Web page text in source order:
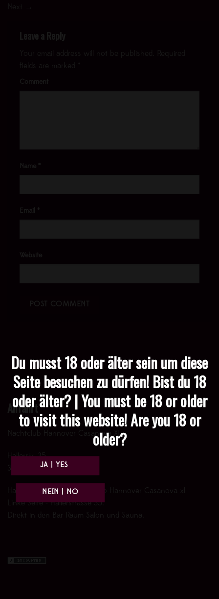
Du musst 18 oder älter sein um diese
Seite besuchen zu dürfen! Bist du 18
oder älter? | You must be 18 or older
to visit this website! Are you 18 or
older?
Next
→
Leave a Reply
Your email address will not be published.
Required
fields are marked
*
Comment
Name *
Email *
Website
Anfahrt
Nachtclub Hannover Casanova XL
Hallerstr. 35
30161 Hannover
Haupteingang zum Nachtclub Hannover Casanova xl
Linke Seite - Hallerstrasse 35.
Direkt in den Bar Raum Salon und Sauna.